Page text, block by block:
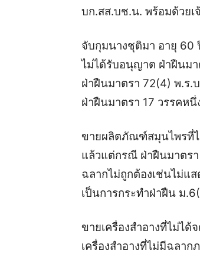
บก.สส.บช.น. พร้อมด้วยเ
จับกุมนางชุติมา อายุ 60
ไม่ได้รับอนุญาต ฝ่าฝืนมา
ฝ่าฝืนมาตรา 72(4) พ.ร
ฝ่าฝืนมาตรา 17 วรรคห
ขายผลิตภัณฑ์สมุนไพรที่ไ
แล้วแต่กรณี ฝ่าฝืนมาตร
ฉลากไม่ถูกต้องเช่นไม่แ
เป็นการกระทำฝ่าฝืน ม
ขายเครื่องสำอางที่ไม่ได้
เครื่องสำอางที่ไม่มีฉลา